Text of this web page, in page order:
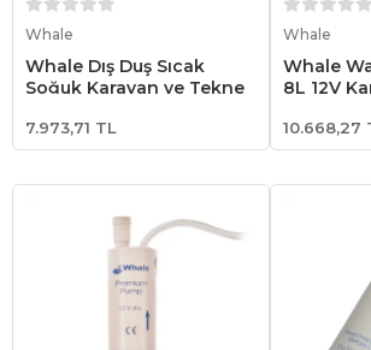
Whale
Whale Dış Duş Sıcak
Soğuk Karavan ve Tekne
7.973,71 TL
Whale
Whale
8L 12V
10.668,27